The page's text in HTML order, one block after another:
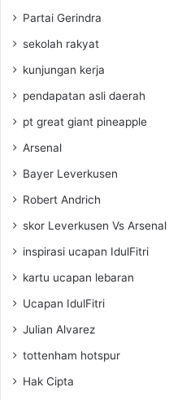
Partai Gerindra
sekolah rakyat
kunjungan kerja
pendapatan asli daerah
pt great giant pineapple
Arsenal
Bayer Leverkusen
Robert Andrich
skor Leverkusen Vs Arsenal
inspirasi ucapan IdulFitri
kartu ucapan lebaran
Ucapan IdulFitri
Julian Alvarez
tottenham hotspur
Hak Cipta